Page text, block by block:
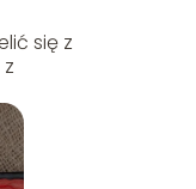
się z